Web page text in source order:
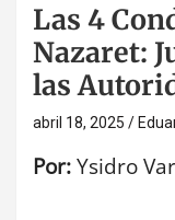
Las 4
Nazaret:
las
abril 18, 2025
Por:Ysidro